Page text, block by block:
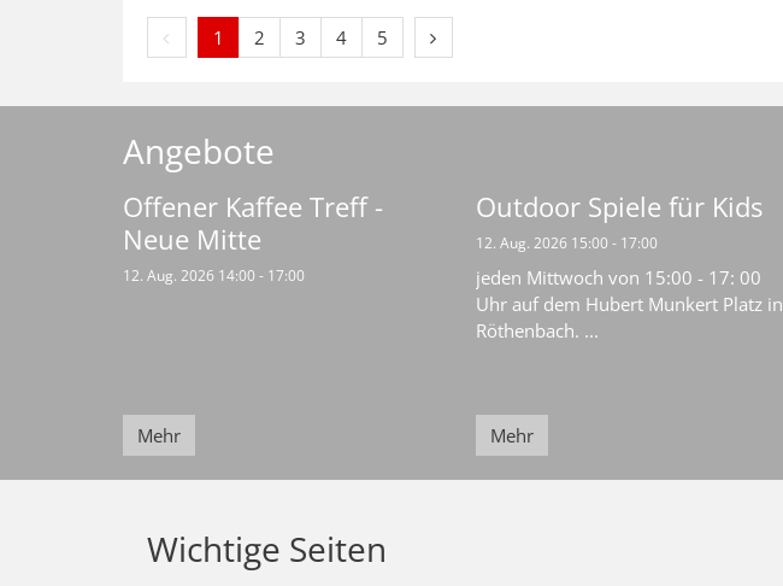
Vorherige Seite
1 2 3 4 5 Nächste Seite
Angebote
Offener Kaffee Treff -
Neue Mitte
12. Aug. 2026 14:00 - 17:00
Mehr
Outdoor Spiele für Kids
12. Aug. 2026 15:00 - 17:00
jeden Mittwoch von 15:00 - 17: 00
Uhr auf dem Hubert Munkert Platz in
Röthenbach. ...
Mehr
Wichtige Seiten